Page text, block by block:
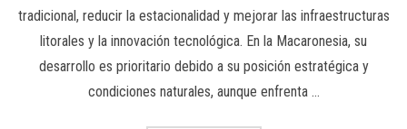
tradicional, reducir la estacionalidad y mejorar las infraestructuras
litorales y la innovación tecnológica. En la Macaronesia, su
desarrollo es prioritario debido a su posición estratégica y
condiciones naturales, aunque enfrenta …